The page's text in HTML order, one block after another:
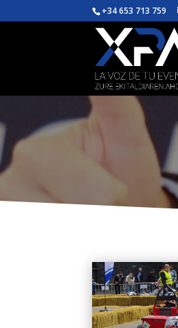
+34 653 713 759